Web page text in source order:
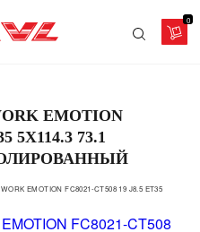
0
EMOTION
5X114.3 73.1
EMOTION FC8021-CT508 19 J8.5 ET35